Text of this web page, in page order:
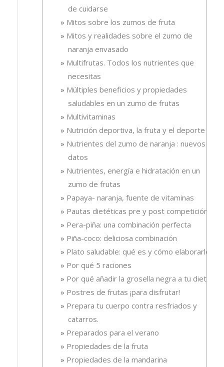
de cuidarse
Mitos sobre los zumos de fruta
Mitos y realidades sobre el zumo de
naranja envasado
Multifrutas. Todos los nutrientes que
necesitas
Múltiples beneficios y propiedades
saludables en un zumo de frutas
Multivitaminas
Nutrición deportiva, la fruta y el deporte
Nutrientes del zumo de naranja : nuevos
datos
Nutrientes, energía e hidratación en un
zumo de frutas
Papaya- naranja, fuente de vitaminas
Pautas dietéticas pre y post competición
Pera-piña: una combinación perfecta
Piña-coco: deliciosa combinación
Plato saludable: qué es y cómo elaborarlo
Por qué 5 raciones
Por qué añadir la grosella negra a tu dieta
Postres de frutas ¡para disfrutar!
Prepara tu cuerpo contra resfriados y
catarros.
Preparados para el verano
Propiedades de la fruta
Propiedades de la mandarina